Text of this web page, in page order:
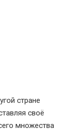
стране
своё
множества